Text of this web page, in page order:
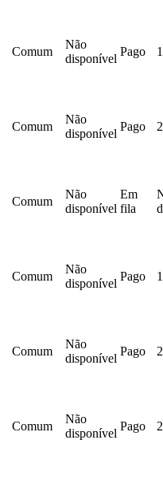
Comum
Não
disponível
Pago
Comum
Não
disponível
Pago
Comum
Não
disponível
Em
fila
Comum
Não
disponível
Pago
Comum
Não
disponível
Pago
Comum
Não
disponível
Pago